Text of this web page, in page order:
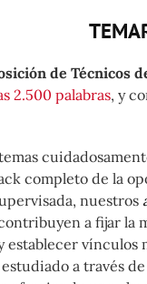
de Técnicos
2.500 palabras, y
completo de la
nuestros
a fijar
vínculos
a través